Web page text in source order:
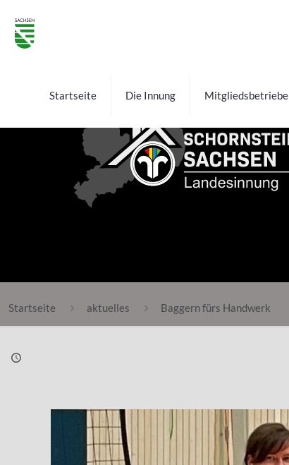
Startseite Die Innung Mitgliedsbetriebe
Startseite aktuelles Baggern fürs Handwerk